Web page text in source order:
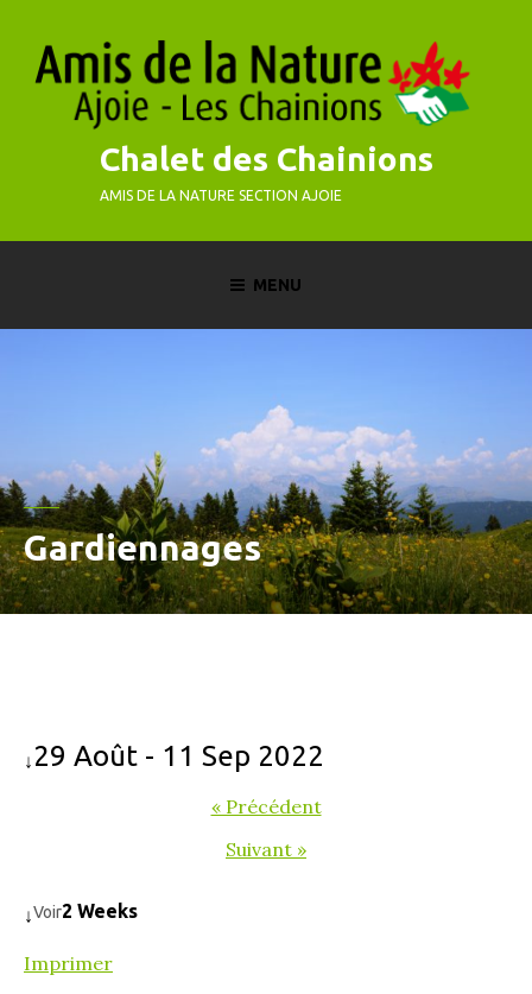
content
Chalet des Chainions
AMIS DE LA NATURE SECTION AJOIE
MENU
Gardiennages
↓ 29 Août - 11 Sep 2022
« Précédent
Suivant »
↓Voir2 Weeks
Imprimer